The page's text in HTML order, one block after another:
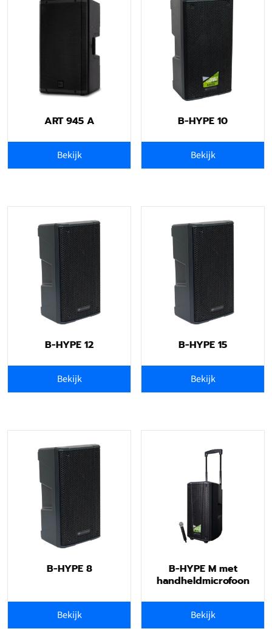
ART 945 A
Bekijk
B-HYPE 10
Bekijk
B-HYPE 12
Bekijk
B-HYPE 15
Bekijk
B-HYPE 8
Bekijk
B-HYPE M met
handheldmicrofoon
Bekijk